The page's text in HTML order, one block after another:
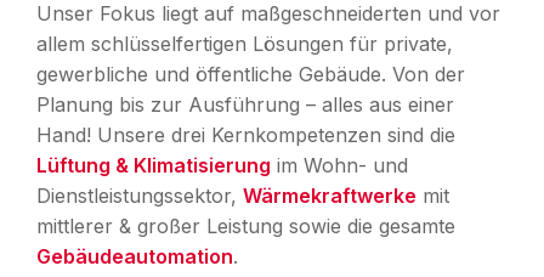
Unser Fokus liegt auf maßgeschneiderten und vor
allem schlüsselfertigen Lösungen für private,
gewerbliche und öffentliche Gebäude. Von der
Planung bis zur Ausführung – alles aus einer
Hand! Unsere drei Kernkompetenzen sind die
Lüftung & Klimatisierung im Wohn- und
Dienstleistungssektor, Wärmekraftwerke mit
mittlerer & großer Leistung sowie die gesamte
Gebäudeautomation.